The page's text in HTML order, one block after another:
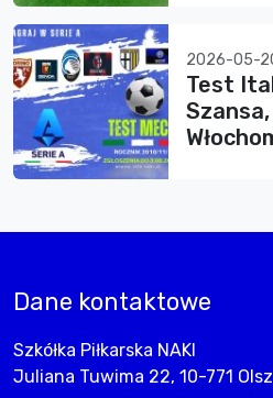
2026-05-
Test
Dane kontaktowe
Szkółka Piłkarska NAKI
Juliana Tuwima 22, 10-771